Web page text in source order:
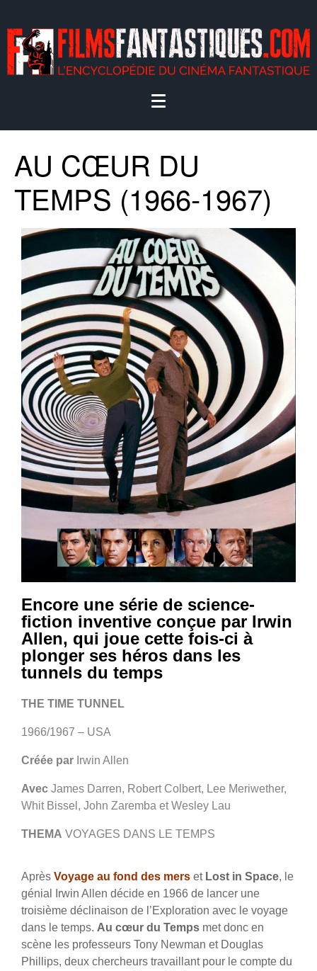
AU CŒUR DU
TEMPS (1966-1967)
Encore une série de science-
fiction inventive conçue par Irwin
Allen, qui joue cette fois-ci à
plonger ses héros dans les
tunnels du temps
THE TIME TUNNEL
1966/1967 – USA
Créée par Irwin Allen
Avec James Darren, Robert Colbert, Lee Meriwether,
Whit Bissel, John Zaremba et Wesley Lau
THEMA VOYAGES DANS LE TEMPS
Après Voyage au fond des mers et Lost in Space, le
génial Irwin Allen décide en 1966 de lancer une
troisième déclinaison de l’Exploration avec le voyage
dans le temps. Au cœur du Temps met donc en
scène les professeurs Tony Newman et Douglas
Phillips, deux chercheurs travaillant pour le compte du